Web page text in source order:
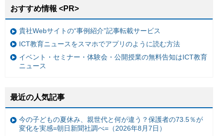
おすすめ情報 <PR>
貴社Webサイトの“事例紹介”記事転載サービス
ICT教育ニュースをスマホでアプリのように読む方法
イベント・セミナー・体験会・公開授業の無料告知はICT教育
ニュース
最近の人気記事
今の子どもの夏休み、親世代と何が違う？保護者の73.5％が
変化を実感=朝日新聞社調べ=（2026年8月7日）